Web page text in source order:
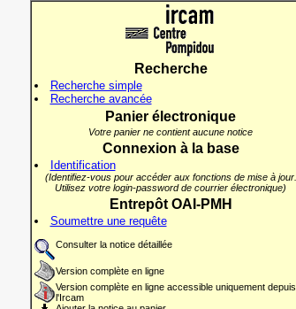
Recherche
Recherche simple
Recherche avancée
Panier électronique
Votre panier ne contient aucune notice
Connexion à la base
Identification
(Identifiez-vous pour accéder aux fonctions de mise à jour.
Utilisez votre login-password de courrier électronique)
Entrepôt OAI-PMH
Soumettre une requête
Consulter la notice détaillée
Version complète en ligne
Version complète en ligne accessible uniquement depuis
l'Ircam